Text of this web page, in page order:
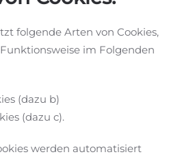
folgende Arten von Cookies,
im Folgenden
(dazu b)
(dazu c).
werden automatisiert